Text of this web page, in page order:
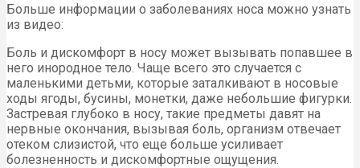
Больше информации о заболеваниях носа можно узнать
из видео:
Боль и дискомфорт в носу может вызывать попавшее в
него инородное тело. Чаще всего это случается с
маленькими детьми, которые заталкивают в носовые
ходы ягоды, бусины, монетки, даже небольшие фигурки.
Застревая глубоко в носу, такие предметы давят на
нервные окончания, вызывая боль, организм отвечает
отеком слизистой, что еще больше усиливает
болезненность и дискомфортные ощущения.